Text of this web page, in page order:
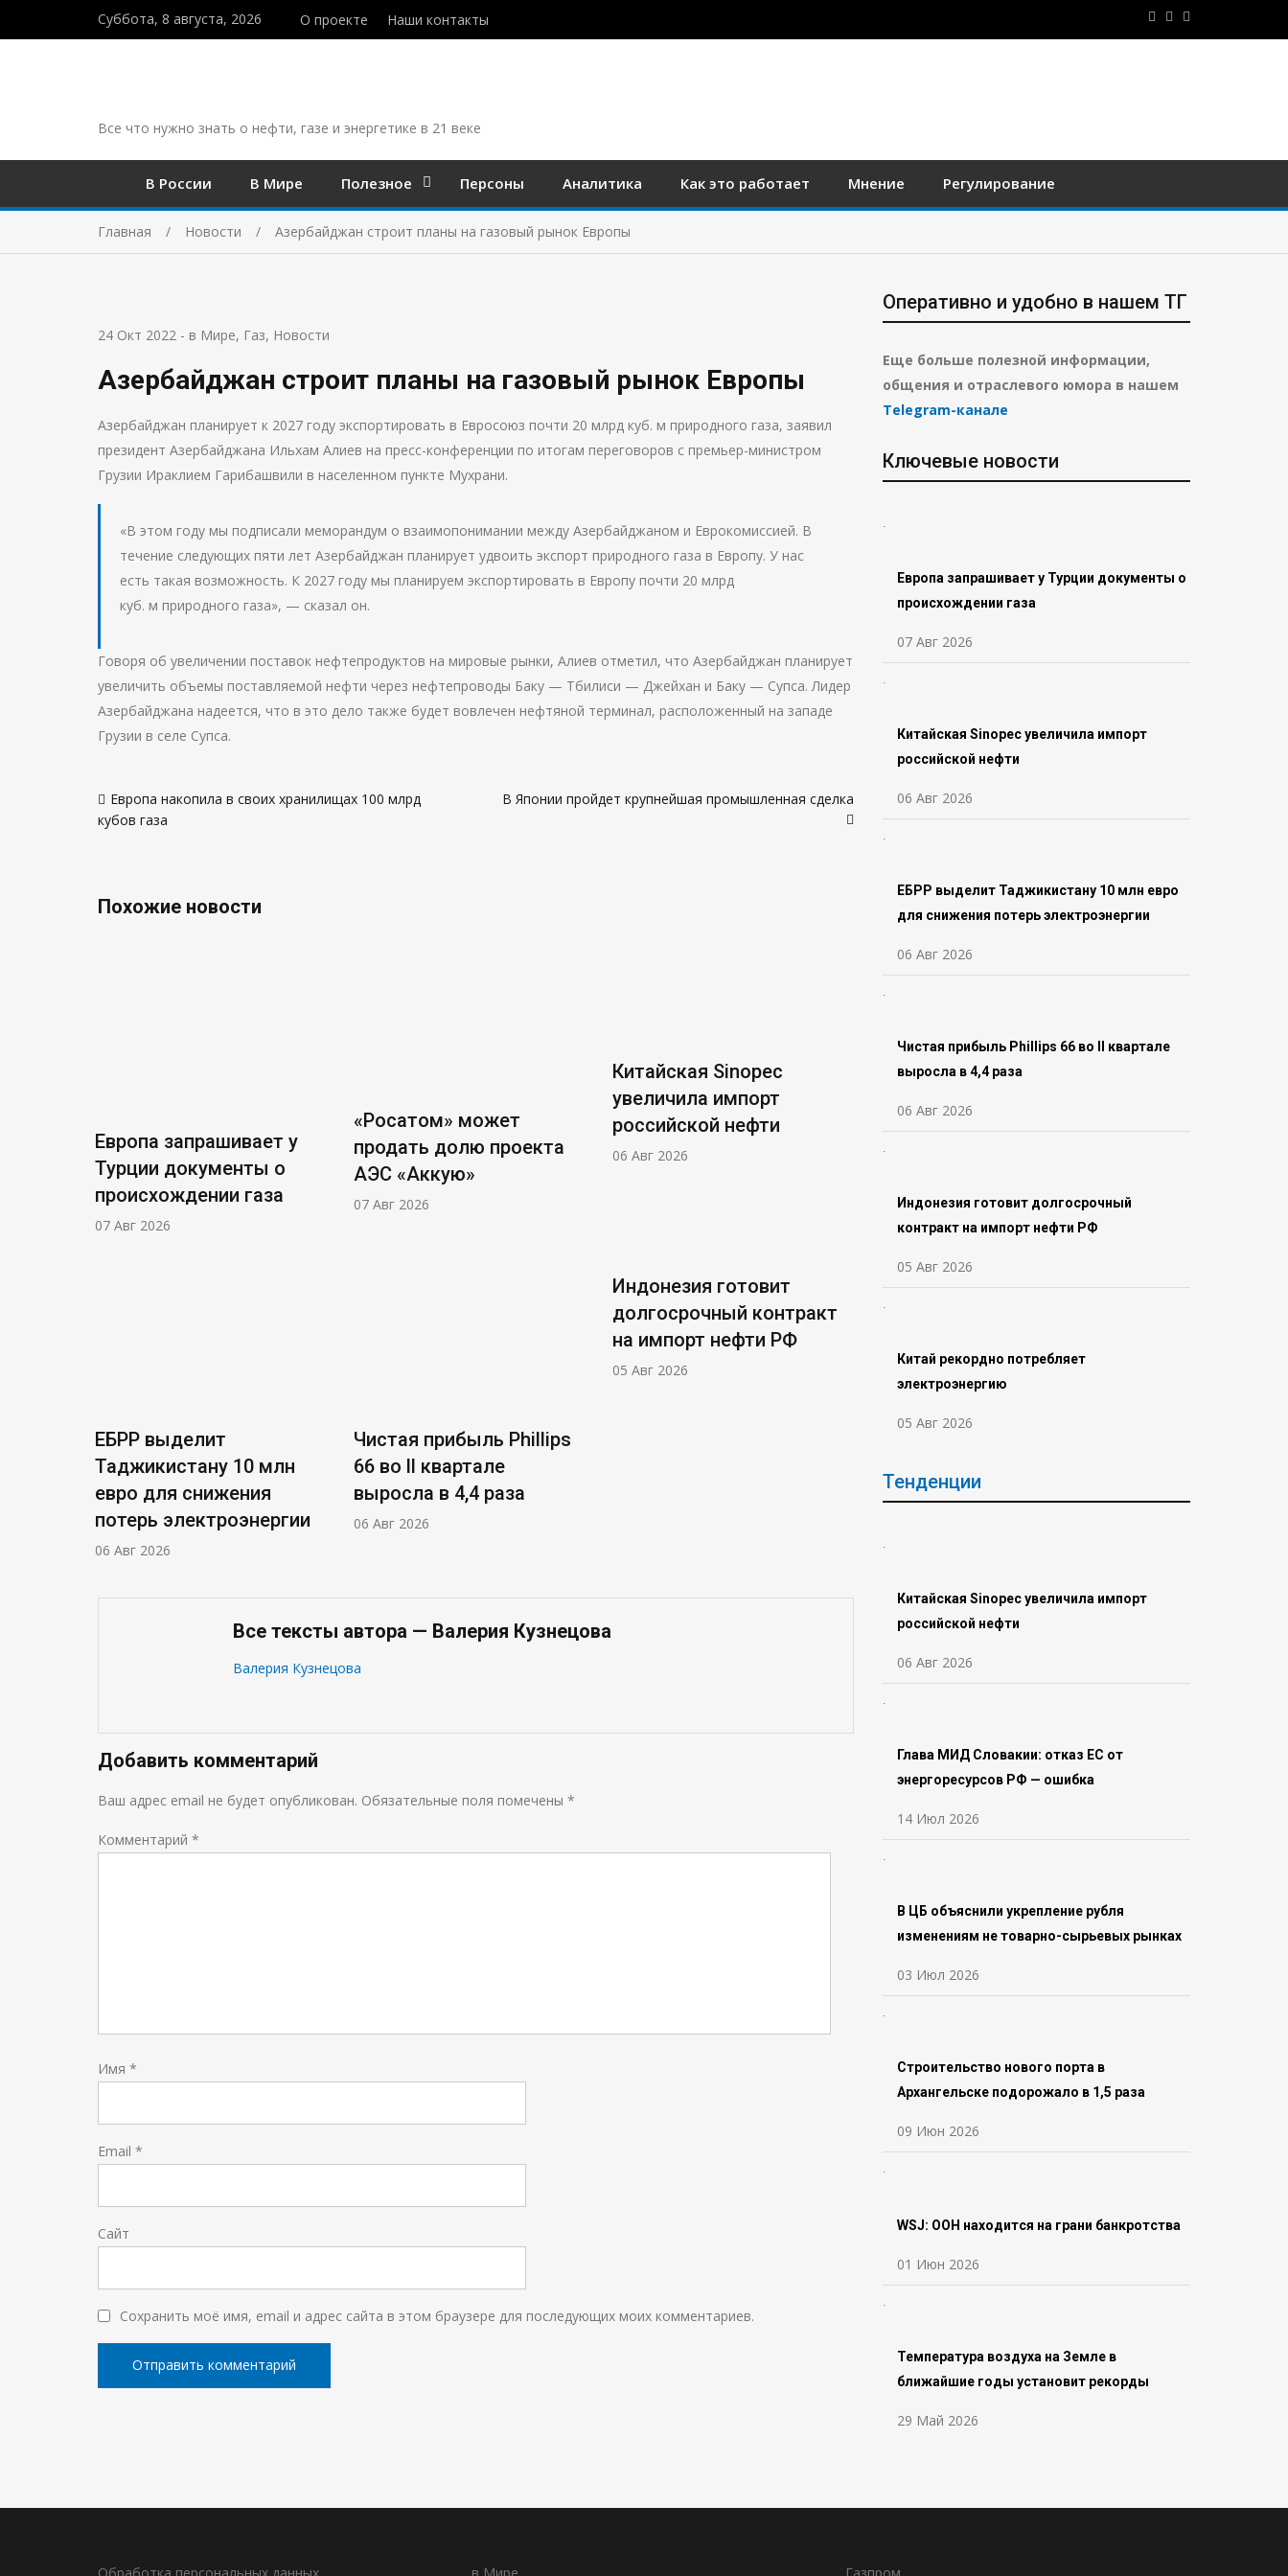
Суббота, 8 августа, 2026 О проекте Наши контакты
Все что нужно знать о нефти, газе и энергетике в 21 веке
В России В Мире Полезное Персоны Аналитика Как это работает Мнение Регулирование
Главная Новости Азербайджан строит планы на газовый рынок Европы
24 Окт 2022 - в Мире, Газ, Новости
Азербайджан строит планы на газовый рынок Европы
Азербайджан планирует к 2027 году экспортировать в Евросоюз почти 20 млрд куб. м природного газа, заявил
президент Азербайджана Ильхам Алиев на пресс-конференции по итогам переговоров с премьер-министром
Грузии Ираклием Гарибашвили в населенном пункте Мухрани.
«В этом году мы подписали меморандум о взаимопонимании между Азербайджаном и Еврокомиссией. В
течение следующих пяти лет Азербайджан планирует удвоить экспорт природного газа в Европу. У нас
есть такая возможность. К 2027 году мы планируем экспортировать в Европу почти 20 млрд
куб. м природного газа», — сказал он.
Говоря об увеличении поставок нефтепродуктов на мировые рынки, Алиев отметил, что Азербайджан планирует
увеличить объемы поставляемой нефти через нефтепроводы Баку — Тбилиси — Джейхан и Баку — Супса. Лидер
Азербайджана надеется, что в это дело также будет вовлечен нефтяной терминал, расположенный на западе
Грузии в селе Супса.
поЕвропа накопила в своих хранилищах 100 млрд
кубов газа
В Японии пройдет крупнейшая промышленная сделка
Похожие новости
Европа запрашивает у
Турции документы о
происхождении газа
07 Авг 2026
«Росатом» может
продать долю проекта
АЭС «Аккую»
07 Авг 2026
Китайская Sinopec
увеличила импорт
российской нефти
06 Авг 2026
ЕБРР выделит
Таджикистану 10 млн
евро для снижения
потерь электроэнергии
06 Авг 2026
Чистая прибыль Phillips
66 во ll квартале
выросла в 4,4 раза
06 Авг 2026
Индонезия готовит
долгосрочный контракт
на импорт нефти РФ
05 Авг 2026
Все тексты автора — Валерия Кузнецова
Валерия Кузнецова
Добавить комментарий
Ваш адрес email не будет опубликован. Обязательные поля помечены *
Комментарий *
Имя *
Email *
Сайт
Сохранить моё имя, email и адрес сайта в этом браузере для последующих моих комментариев.
Оперативно и удобно в нашем ТГ
Еще больше полезной информации,
общения и отраслевого юмора в нашем
Telegram-канале
Ключевые новости
Европа запрашивает у Турции документы о
происхождении газа
07 Авг 2026
Китайская Sinopec увеличила импорт
российской нефти
06 Авг 2026
ЕБРР выделит Таджикистану 10 млн евро
для снижения потерь электроэнергии
06 Авг 2026
Чистая прибыль Phillips 66 во ll квартале
выросла в 4,4 раза
06 Авг 2026
Индонезия готовит долгосрочный
контракт на импорт нефти РФ
05 Авг 2026
Китай рекордно потребляет
электроэнергию
05 Авг 2026
Тенденции
Китайская Sinopec увеличила импорт
российской нефти
06 Авг 2026
Глава МИД Словакии: отказ ЕС от
энергоресурсов РФ — ошибка
14 Июл 2026
В ЦБ объяснили укрепление рубля
изменениям не товарно-сырьевых рынках
03 Июл 2026
Строительство нового порта в
Архангельске подорожало в 1,5 раза
09 Июн 2026
WSJ: ООН находится на грани банкротства
01 Июн 2026
Температура воздуха на Земле в
ближайшие годы установит рекорды
29 Май 2026